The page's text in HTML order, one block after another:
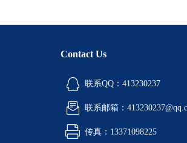
Contact Us
联系QQ：413230237
联系邮箱：
传真：13371098225